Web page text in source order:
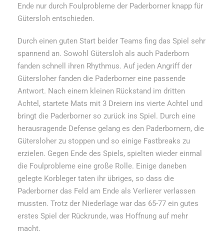
Ende nur durch Foulprobleme der Paderborner knapp für
Gütersloh entschieden.
Durch einen guten Start beider Teams fing das Spiel sehr
spannend an. Sowohl Gütersloh als auch Paderborn
fanden schnell ihren Rhythmus. Auf jeden Angriff der
Gütersloher fanden die Paderborner eine passende
Antwort. Nach einem kleinen Rückstand im dritten
Achtel, startete Mats mit 3 Dreiern ins vierte Achtel und
bringt die Paderborner so zurück ins Spiel. Durch eine
herausragende Defense gelang es den Paderbornern, die
Gütersloher zu stoppen und so einige Fastbreaks zu
erzielen. Gegen Ende des Spiels, spielten wieder einmal
die Foulprobleme eine große Rolle. Einige daneben
gelegte Korbleger taten ihr übriges, so dass die
Paderborner das Feld am Ende als Verlierer verlassen
mussten. Trotz der Niederlage war das 65-77 ein gutes
erstes Spiel der Rückrunde, was Hoffnung auf mehr
macht.